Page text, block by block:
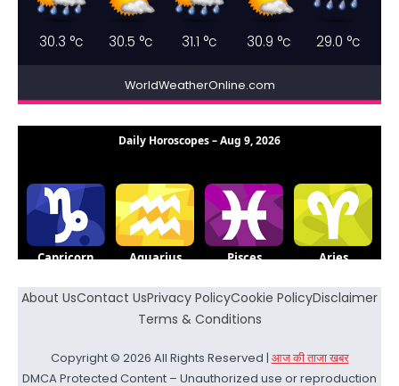
30.3 °c 30.5 °c 31.1 °c 30.9 °c 29.0 °c
WorldWeatherOnline.com
About UsContact UsPrivacy PolicyCookie PolicyDisclaimer
Terms & Conditions
Copyright © 2026 All Rights Reserved | आज की ताजा खबर
DMCA Protected Content – Unauthorized use or reproduction